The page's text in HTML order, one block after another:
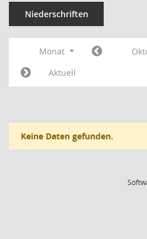
Niederschriften
Monat
Aktuell
Keine Daten gefunden.